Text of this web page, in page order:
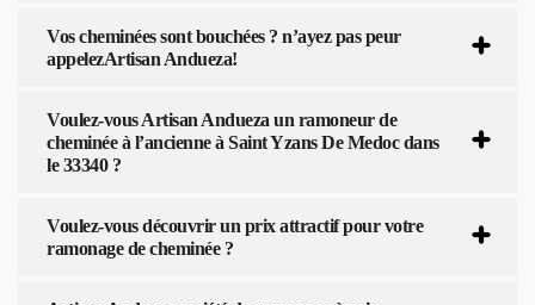
Vos cheminées sont bouchées ? n’ayez pas peur
appelezArtisan Andueza!
Voulez-vous Artisan Andueza un ramoneur de
cheminée à l’ancienne à Saint Yzans De Medoc dans
le 33340 ?
Voulez-vous découvrir un prix attractif pour votre
ramonage de cheminée ?